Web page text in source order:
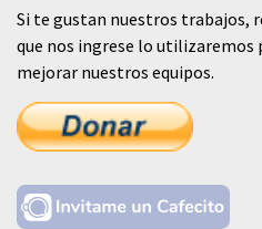
Si te gustan nuestros trabajos,
que nos ingrese lo
mejorar nuestros equipos.